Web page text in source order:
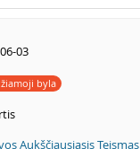
03
byla
Aukščiausiasis Teismas